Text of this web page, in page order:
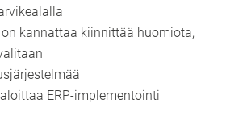
kannattaa kiinnittää huomiota,
ERP-implementointi